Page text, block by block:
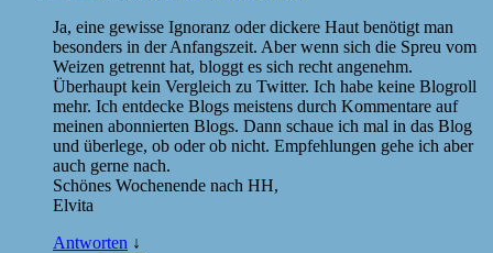
Ja, eine gewisse Ignoranz oder dickere Haut benötigt man
besonders in der Anfangszeit. Aber wenn sich die Spreu vom
Weizen getrennt hat, bloggt es sich recht angenehm.
Überhaupt kein Vergleich zu Twitter. Ich habe keine Blogroll
mehr. Ich entdecke Blogs meistens durch Kommentare auf
meinen abonnierten Blogs. Dann schaue ich mal in das Blog
und überlege, ob oder ob nicht. Empfehlungen gehe ich aber
auch gerne nach.
Schönes Wochenende nach HH,
Elvita
Antworten ↓